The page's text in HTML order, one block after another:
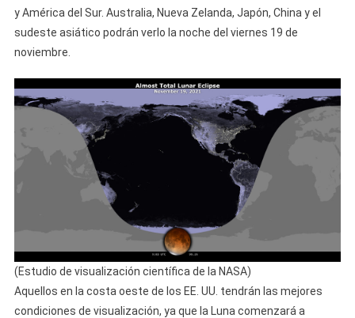
y América del Sur. Australia, Nueva Zelanda, Japón, China y el
sudeste asiático podrán verlo la noche del viernes 19 de
noviembre.
(Estudio de visualización científica de la NASA)
Aquellos en la costa oeste de los EE. UU. tendrán las mejores
condiciones de visualización, ya que la Luna comenzará a